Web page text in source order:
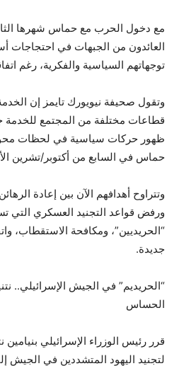
مع دخول الحرب مع حماس شهرها
العائدون من الجبهات في احتجاجات
توجهاتهم السياسية والفكرية، رغم
وتقول صحيفة نيويورك تايمز إن
قطاعات مختلفة من المجتمع للخدمة
ظهور حركات سياسية في لحظات
حماس في السابع من أكتوبر/تشرين
وتتراوح أهدافهم الآن بين إعادة
ورفض قواعد التجنيد العسكري التي
“الحريديين”، ومكافحة الاستقطاب،
جديدة.
“الحريديم” في الجيش الإسرائيلي..
الحساس
قرر رئيس الوزراء الإسرائيلي
لتجنيد اليهود المتشددين في الجيش